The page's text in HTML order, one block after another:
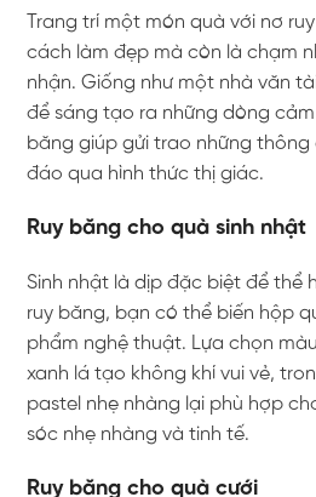
Trang trí một món quà với nơ
cách làm đẹp mà còn là chạm
nhận. Giống như một nhà văn
để sáng tạo ra những dòng
băng giúp gửi trao những
đáo qua hình thức thị giác.
Ruy băng cho quà sinh nhật
Sinh nhật là dịp đặc biệt để thể
ruy băng, bạn có thể biến hộp
phẩm nghệ thuật. Lựa chọn
xanh lá tạo không khí vui vẻ,
pastel nhẹ nhàng lại phù hợp
sóc nhẹ nhàng và tinh tế.
Ruy băng cho quà cưới